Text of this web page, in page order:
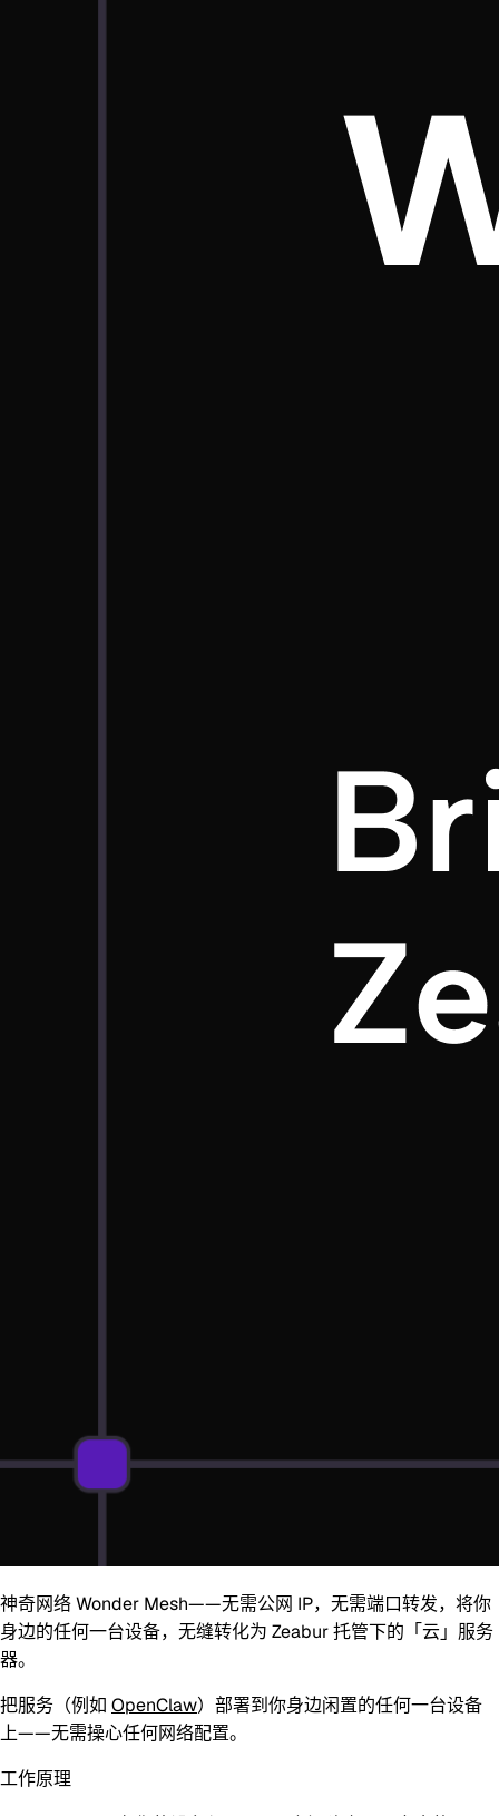
神奇网络 Wonder Mesh——无需公网 IP，无需端口转发，将你
身边的任何一台设备，无缝转化为 Zeabur 托管下的「云」服务
器。
把服务（例如 OpenClaw）部署到你身边闲置的任何一台设备
上——无需操心任何网络配置。
工作原理